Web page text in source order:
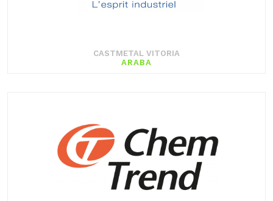
CASTMETAL VITORIA
ARABA